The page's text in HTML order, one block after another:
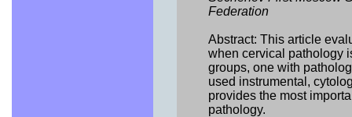
Federation
Abstract: This article
when cervical pathology
groups, one with
used instrumental,
provides the most
pathology.